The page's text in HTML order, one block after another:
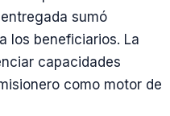
sumó
los beneficiarios. La
capacidades
como motor de